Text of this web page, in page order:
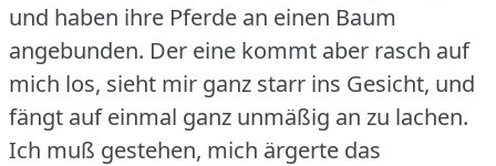
und haben ihre Pferde an einen Baum
angebunden. Der eine kommt aber rasch auf
mich los, sieht mir ganz starr ins Gesicht, und
fängt auf einmal ganz unmäßig an zu lachen.
Ich muß gestehen, mich ärgerte das